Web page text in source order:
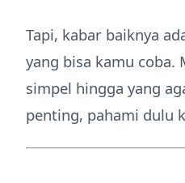
Tapi, kabar baiknya
yang bisa kamu coba.
simpel hingga yang
penting, pahami dulu